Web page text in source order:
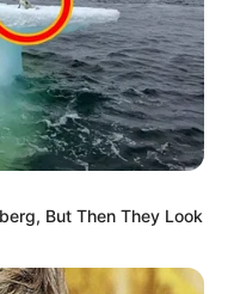
But Then They Look